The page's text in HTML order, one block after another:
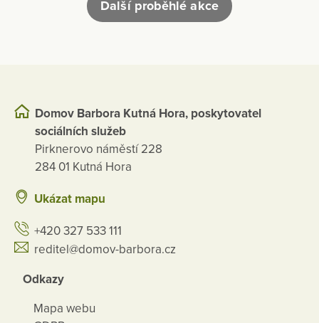
Další proběhlé akce
Domov Barbora Kutná Hora, poskytovatel
sociálních služeb
Pirknerovo náměstí 228
284 01 Kutná Hora
Ukázat mapu
+420 327 533 111
reditel@domov-barbora.cz
Odkazy
Mapa webu